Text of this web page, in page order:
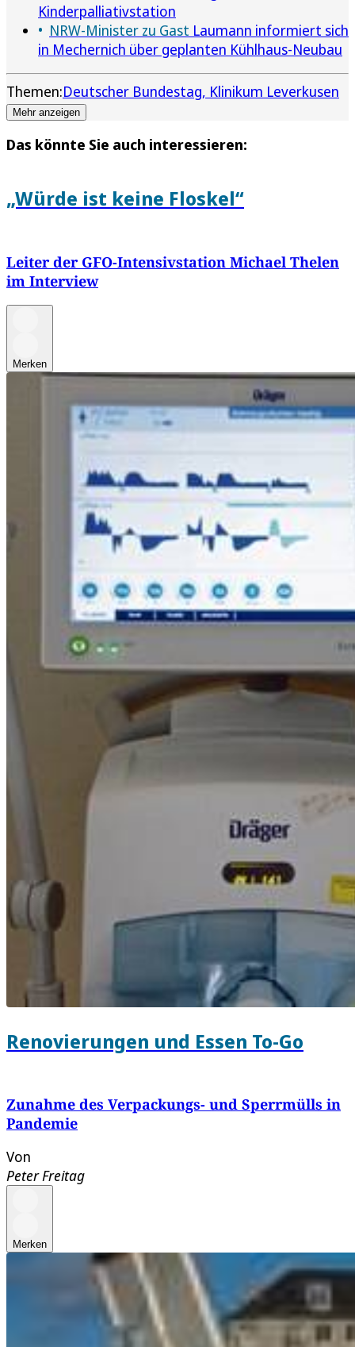
Kinderpalliativstation
NRW-Minister zu Gast Laumann informiert sich
in Mechernich über geplanten Kühlhaus-Neubau
Themen:Deutscher Bundestag Klinikum Leverkusen
Mehr anzeigen
Das könnte Sie auch interessieren:
„Würde ist keine Floskel“
Leiter der GFO-Intensivstation Michael Thelen
im Interview
Merken
Renovierungen und Essen To-Go
Zunahme des Verpackungs- und Sperrmülls in
Pandemie
Von
Peter Freitag
Merken